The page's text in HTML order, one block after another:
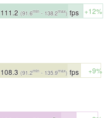
111.2 (91.6min - 138.2max)fps +12%
108.3 (91.2min - 135.9max)fps +9%